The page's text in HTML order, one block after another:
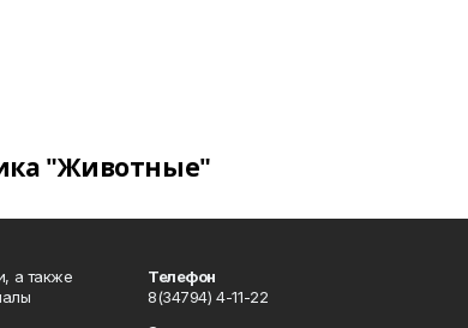
"Животные"
а также
Телефон
8(34794) 4-11-22